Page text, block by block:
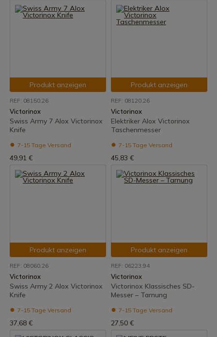
Produkt anzeigen
REF: 08150.26
Victorinox
Swiss Army 7 Alox Victorinox
Knife
7-15 Tage Versand
49,91 €
Produkt anzeigen
REF: 08120.26
Victorinox
Elektriker Alox Victorinox
Taschenmesser
7-15 Tage Versand
45,83 €
Produkt anzeigen
REF: 08060.26
Victorinox
Swiss Army 2 Alox Victorinox
Knife
7-15 Tage Versand
37,68 €
Produkt anzeigen
REF: 06223.94
Victorinox
Victorinox Klassisches SD-
Messer – Tarnung
7-15 Tage Versand
27,50 €